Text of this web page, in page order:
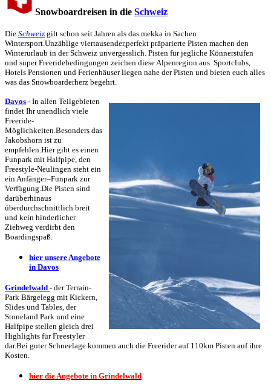
Snowboardreisen in die Schweiz
Die Schweiz gilt schon seit Jahren als das mekka in Sachen
Wintersport.Unzählige viertausender,perfekt präparierte Pisten machen den
Winterurlaub in der Schweiz unvergesslich. Pisten für jegliche Könnerstufen
und super Freeridebedingungen zeichen diese Alpenregion aus. Sportclubs,
Hotels Pensionen und Ferienhäuser liegen nahe der Pisten und bieten euch alles
was das Snowboarderherz begehrt.
Davos - In allen Teilgebieten
findet Ihr unendlich viele
Freeride-
Möglichkeiten.Besonders das
Jakobshorn ist zu
empfehlen.Hier gibt es einen
Funpark mit Halfpipe, den
Freestyle-Neulingen steht ein
ein Anfänger–Funpark zur
Verfügung.Die Pisten sind
darüberhinaus
überdurchschnittlich breit
und kein hinderlicher
Ziehweg verdirbt den
Boardingspaß.
hier unsere Angebote
in Davos
Grindelwald - der Terrain-
Park Bärgelegg mit Kickern,
Slides und Tables, der
Stoneland Park und eine
Halfpipe stellen gleich drei
Highlights für Freestyler
dar.Bei guter Schneelage kommen auch die Freerider auf 110km Pisten auf ihre
Kosten.
hier die Angebote in Grindelwald